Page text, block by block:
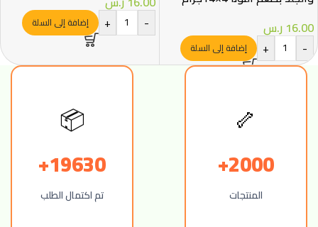
16.00 ر.س
-
+ إضافة إلى السلة
-
+ إضافة إلى السلة
🦴
2000+
المنتجات
📦
19630+
تم اكتمال الطلب